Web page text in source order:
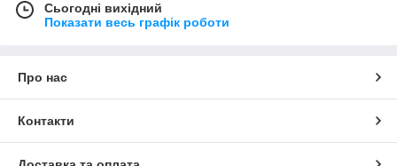
Сьогодні вихідний
Показати весь графік роботи
Про нас
Контакти